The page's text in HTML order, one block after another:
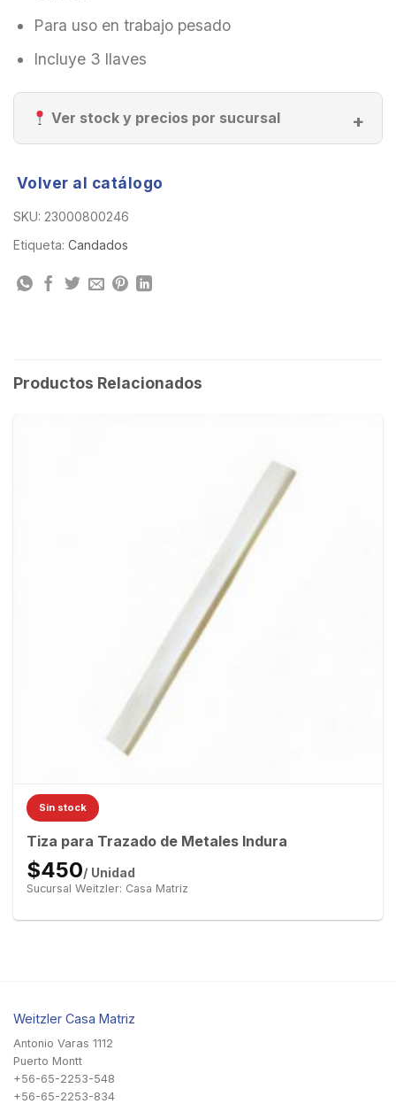
Para uso en trabajo pesado
Incluye 3 llaves
Ver stock y precios por sucursal
Volver al catálogo
SKU: 23000800246
Etiqueta: Candados
Productos Relacionados
Sin stock
Tiza para Trazado de Metales Indura
$450/ Unidad
Sucursal Weitzler: Casa Matriz
Weitzler Casa Matriz
Antonio Varas 1112
Puerto Montt
+56-65-2253-548
+56-65-2253-834